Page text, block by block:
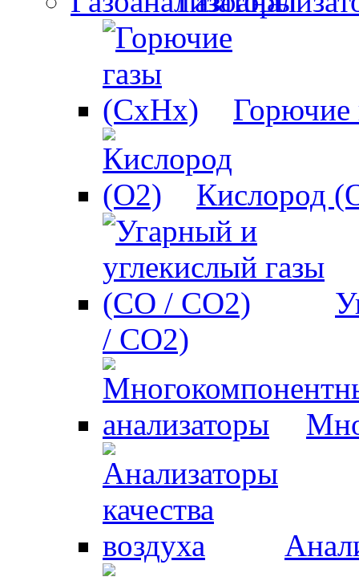
Горючие
Кислород
/ CO2)